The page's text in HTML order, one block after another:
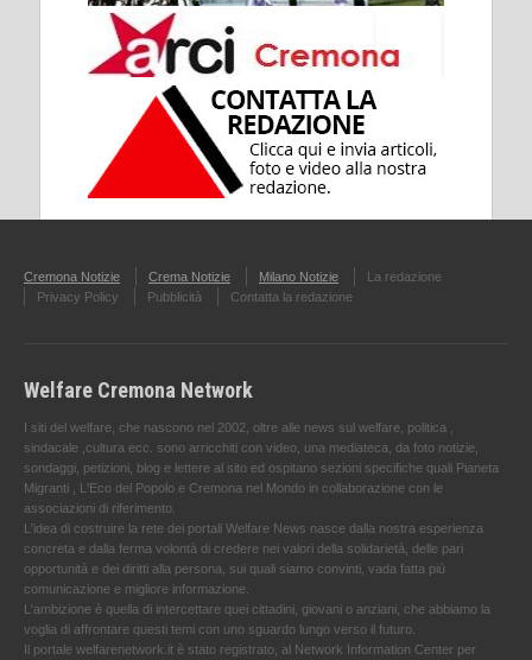
Cremona Notizie Crema Notizie Milano Notizie
La redazione
Privacy Policy
Pubblicità Contatta la redazione
Welfare Cremona Network
I siti del welfare, che nascono nel 2002, oltre alle news sul welfare, politica ,
sindacale ,cultura ecc. sono arricchiti con video, una mediateca, da foto notizie,
sondaggi, petizioni, blog e lettere al sito ed ospitano sezioni specifiche quali Pianeta
Migranti , L'Eco del Popolo e Cremona nel Mondo in collaborazione con le
associazioni di riferimento.
L'idea di costruire la rete dei portali Welfare News nasce dalla nostra esperienza
concreta e dalla ferma volontà di credere nei valori della solidarietà, delle pari
opportunità e dei diritti alla persona, sui quali siamo convinti, vada fatta più
comunicazione e migliore informazione.
L'ambizione è quella di intercettare quei cittadini, giovani o anziani, che abbiamo la
voglia di affrontare questi temi con uno sguardo lungo verso il futuro.
Il portale welfarenetwork.it è stato registrato, al Network Information Center per